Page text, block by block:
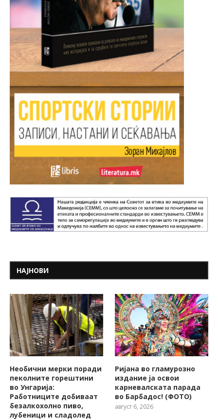
НАЈНОВИ
Необични мерки поради
пеколните горештини
во Унгарија:
Работниците добиваат
безалкохолно пиво,
лубеници и сладолед
Ријана во гламурозно
издание ја освои
карневалската парада
во Барбадос! (ФОТО)
август 6, 2026